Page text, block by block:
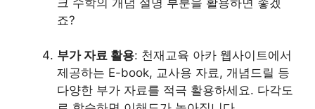
죠?
부가 자료 활용: 천재교육 아카 웹사이트에서
제공하는 E-book, 교사용 자료, 개념드릴 등
다양한 부가 자료를 적극 활용하세요. 다각도